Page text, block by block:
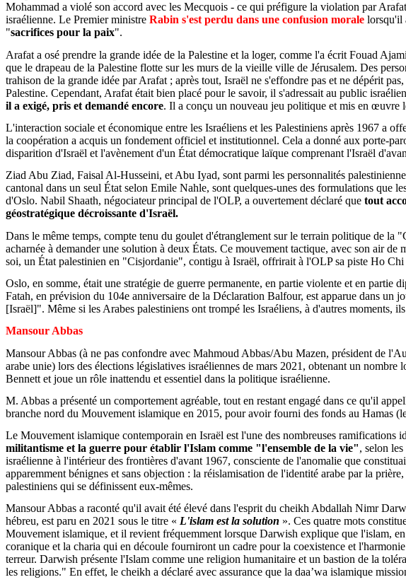
Mohammad a violé son accord avec les Mecquois - ce qui préfigure la violation par
israélienne. Le Premier ministre Rabin s'est perdu dans une confusion morale lorsqu'il
"sacrifices pour la paix".
Arafat a osé prendre la grande idée de la Palestine et la loger, comme l'a écrit Fouad
que le drapeau de la Palestine flotte sur les murs de la vieille ville de Jérusalem. Des
trahison de la grande idée par Arafat ; après tout, Israël ne s'effondre pas et ne dépérit
Palestine. Cependant, Arafat était bien placé pour le savoir, il s'adressait au public
il a exigé, pris et demandé encore. Il a conçu un nouveau jeu politique et mis en œuvre
L'interaction sociale et économique entre les Israéliens et les Palestiniens après 1967 a
la coopération a acquis un fondement officiel et institutionnel. Cela a donné aux porte-
disparition d'Israël et l'avènement d'un État démocratique laïque comprenant l'Israël
Ziad Abu Ziad, Faisal Al-Husseini, et Abu Iyad, sont parmi les personnalités
cantonal dans un seul État selon Emile Nahle, sont quelques-unes des formulations que
d'Oslo. Nabil Shaath, négociateur principal de l'OLP, a ouvertement déclaré que tout
géostratégique décroissante d'Israël.
Dans le même temps, compte tenu du goulet d'étranglement sur le terrain politique de
acharnée à demander une solution à deux États. Ce mouvement tactique, avec son air
soi, un État palestinien en "Cisjordanie", contigu à Israël, offrirait à l'OLP sa piste Ho
Oslo, en somme, était une stratégie de guerre permanente, en partie violente et en
Fatah, en prévision du 104e anniversaire de la Déclaration Balfour, est apparue dans
[Israël]". Même si les Arabes palestiniens ont trompé les Israéliens, à d'autres moments,
Mansour Abbas
Mansour Abbas (à ne pas confondre avec Mahmoud Abbas/Abu Mazen, président de
arabe unie) lors des élections législatives israéliennes de mars 2021, obtenant un
Bennett et joue un rôle inattendu et essentiel dans la politique israélienne.
M. Abbas a présenté un comportement agréable, tout en restant engagé dans ce qu'il
branche nord du Mouvement islamique en 2015, pour avoir fourni des fonds au Hamas
Le Mouvement islamique contemporain en Israël est l'une des nombreuses ramifications
militantisme et la guerre pour établir l'Islam comme "l'ensemble de la vie", selon
israélienne à l'intérieur des frontières d'avant 1967, consciente de l'anomalie que
apparemment bénignes et sans objection : la réislamisation de l'identité arabe par la
palestiniens qui se définissent eux-mêmes.
Mansour Abbas a raconté qu'il avait été élevé dans l'esprit du cheikh Abdallah Nimr
hébreu, est paru en 2021 sous le titre « L'islam est la solution ». Ces quatre mots
Mouvement islamique, et il revient fréquemment lorsque Darwish explique que l'islam,
coranique et la charia qui en découle fourniront un cadre pour la coexistence et
terreur. Darwish présente l'Islam comme une religion humanitaire et un bastion de la
les religions." En effet, le cheikh a déclaré avec assurance que la daa’wa islamique